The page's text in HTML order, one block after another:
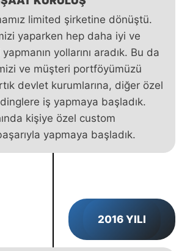
limited şirketine dönüştü.
yaparken hep daha iyi ve
yollarını aradık. Bu da
ve müşteri portföyümüzü
devlet kurumlarına, diğer özel
iş yapmaya başladık.
kişiye özel custom
yapmaya başladık.
2016 YILI